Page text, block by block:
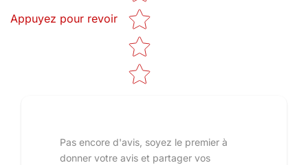
Appuyez pour revoir
Pas encore d'avis, soyez le premier à
donner votre avis et partager vos